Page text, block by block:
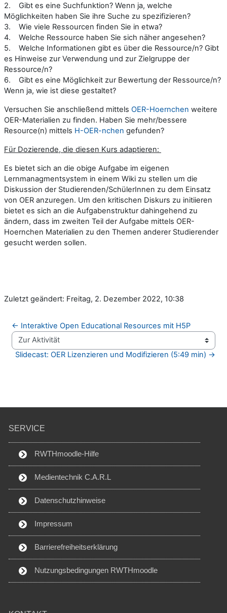
2. Gibt es eine Suchfunktion? Wenn ja, welche
Möglichkeiten haben Sie ihre Suche zu spezifizieren?
3. Wie viele Ressourcen finden Sie in etwa?
4. Welche Ressource haben Sie sich näher angesehen?
5. Welche Informationen gibt es über die Ressource/n? Gibt
es Hinweise zur Verwendung und zur Zielgruppe der
Ressource/n?
6. Gibt es eine Möglichkeit zur Bewertung der Ressource/n?
Wenn ja, wie ist diese gestaltet?
Versuchen Sie anschließend mittels OER-Hoernchen weitere
OER-Materialien zu finden. Haben Sie mehr/bessere
Resource(n) mittels H-OER-nchen gefunden?
Für Dozierende, die diesen Kurs adaptieren:
Es bietet sich an die obige Aufgabe im eigenen
Lernmanagmentsystem in einem Wiki zu stellen um die
Diskussion der Studierenden/SchülerInnen zu dem Einsatz
von OER anzuregen. Um den kritischen Diskurs zu initiieren
bietet es sich an die Aufgabenstruktur dahingehend zu
ändern, dass im zweiten Teil der Aufgabe mittels OER-
Hoernchen Materialien zu den Themen anderer Studierender
gesucht werden sollen.
Zuletzt geändert: Freitag, 2. Dezember 2022, 10:38
← Interaktive Open Educational Resources mit H5P
Zur Aktivität
Slidecast: OER Lizenzieren und Modifizieren (5:49 min) →
SERVICE
RWTHmoodle-Hilfe
Medientechnik C.A.R.L
Datenschutzhinweise
Impressum
Barrierefreiheitserklärung
Nutzungsbedingungen RWTHmoodle